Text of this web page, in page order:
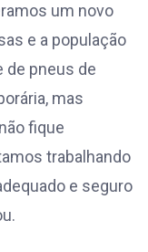
um novo
e a população
de pneus de
mas
fique
trabalhando
e seguro